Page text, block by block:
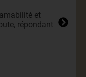
et
répondant